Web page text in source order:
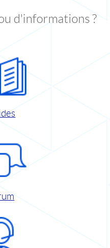
d'informations ?